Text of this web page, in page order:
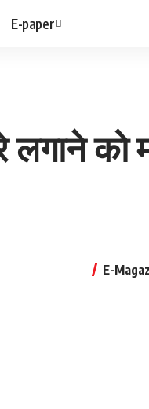
E-paper
लगाने को
E-